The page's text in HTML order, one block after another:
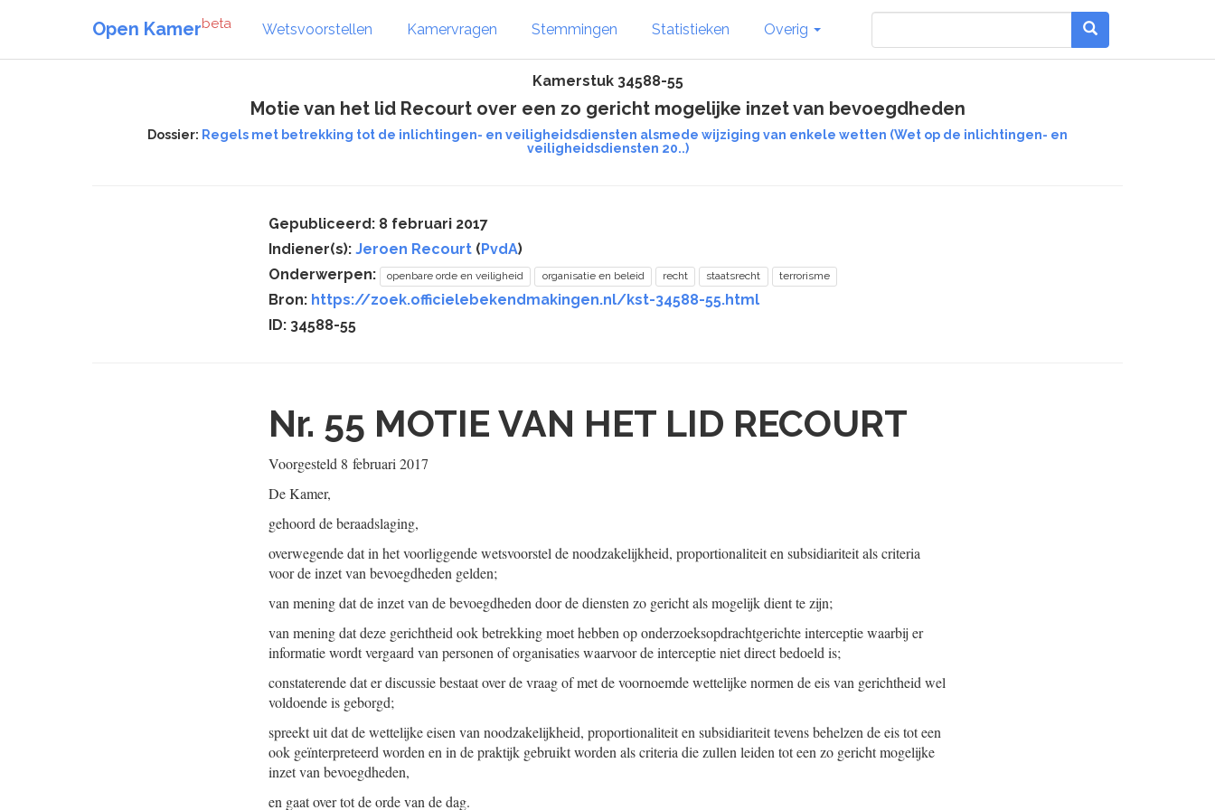
Open Kamerbeta Wetsvoorstellen Kamervragen Stemmingen Statistieken Overig
Kamerstuk 34588-55
Motie van het lid Recourt over een zo gericht mogelijke inzet van bevoegdheden
Dossier: Regels met betrekking tot de inlichtingen- en veiligheidsdiensten alsmede wijziging van enkele wetten (Wet op de inlichtingen- en
veiligheidsdiensten 20..)
Gepubliceerd: 8 februari 2017
Indiener(s): Jeroen Recourt (PvdA)
Onderwerpen:
openbare orde en veiligheid organisatie en beleid recht staatsrecht terrorisme
Bron: https://zoek.officielebekendmakingen.nl/kst-34588-55.html
ID: 34588-55
Nr. 55 MOTIE VAN HET LID RECOURT
Voorgesteld 8 februari 2017
De Kamer,
gehoord de beraadslaging,
overwegende dat in het voorliggende wetsvoorstel de noodzakelijkheid, proportionaliteit en subsidiariteit als criteria
voor de inzet van bevoegdheden gelden;
van mening dat de inzet van de bevoegdheden door de diensten zo gericht als mogelijk dient te zijn;
van mening dat deze gerichtheid ook betrekking moet hebben op onderzoeksopdrachtgerichte interceptie waarbij er
informatie wordt vergaard van personen of organisaties waarvoor de interceptie niet direct bedoeld is;
constaterende dat er discussie bestaat over de vraag of met de voornoemde wettelijke normen de eis van gerichtheid wel
voldoende is geborgd;
spreekt uit dat de wettelijke eisen van noodzakelijkheid, proportionaliteit en subsidiariteit tevens behelzen de eis tot een
ook geïnterpreteerd worden en in de praktijk gebruikt worden als criteria die zullen leiden tot een zo gericht mogelijke
inzet van bevoegdheden,
en gaat over tot de orde van de dag.